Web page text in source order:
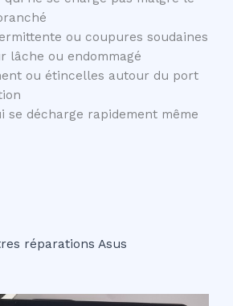
ou coupures soudaines
lâche ou endommagé
ou étincelles autour du port
se décharge rapidement même
réparations Asus